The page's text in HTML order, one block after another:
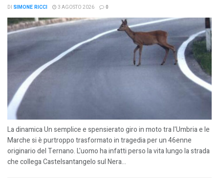
DI SIMONE RICCI 3 AGOSTO 2026 0
La dinamica Un semplice e spensierato giro in moto tra l'Umbria e le
Marche si è purtroppo trasformato in tragedia per un 46enne
originario del Ternano. L'uomo ha infatti perso la vita lungo la strada
che collega Castelsantangelo sul Nera...